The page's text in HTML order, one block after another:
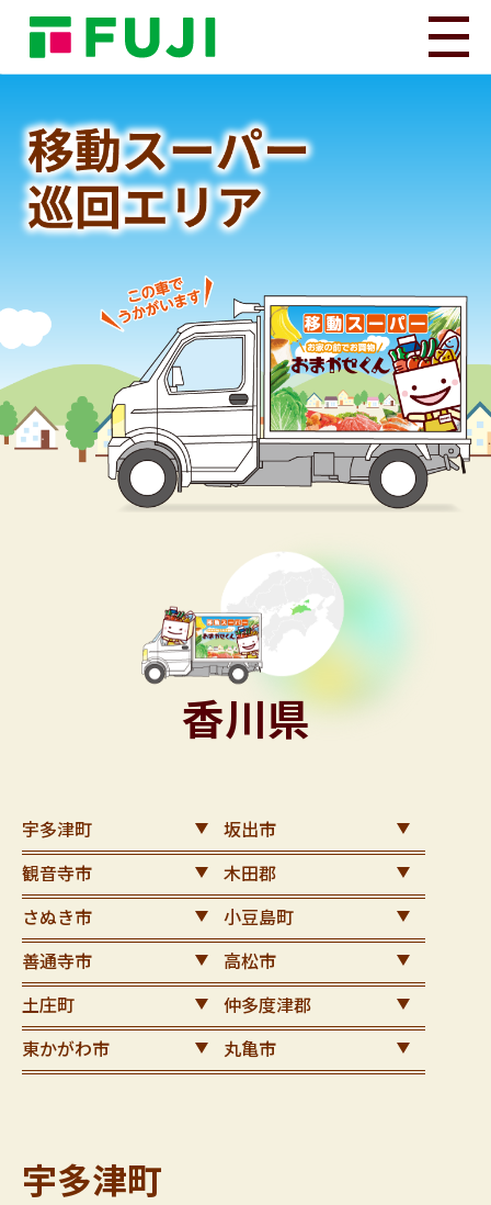
移動スーパーとは
巡回エリア
よくあるご質問
香川県
宇多津町
坂出市
観音寺市
木田郡
さぬき市
小豆島町
善通寺市
高松市
土庄町
仲多度津郡
東かがわ市
丸亀市
宇多津町